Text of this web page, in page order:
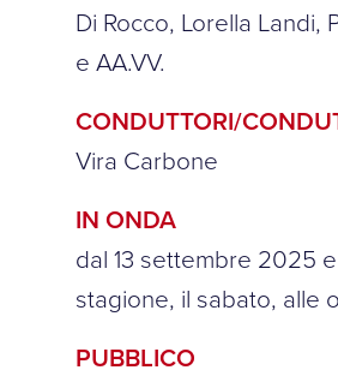
Di Rocco, Lorella Landi,
e AA.VV.
CONDUTTORI/
Vira Carbone
IN ONDA
dal 13 settembre 2025
stagione, il sabato, alle
PUBBLICO